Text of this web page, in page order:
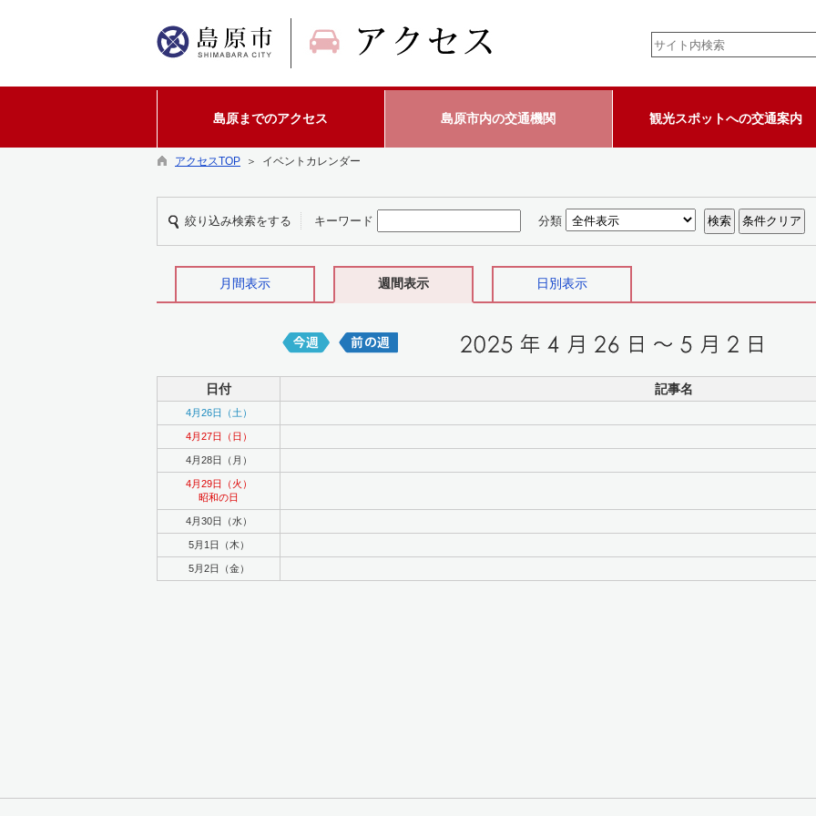
島原までのアクセス 島原市内の交通機関 観光スポットへの交通案内
アクセスTOP ＞ イベントカレンダー
絞り込み検索をする キーワード 分類
月間表示 週間表示 日別表示
日付 記事名
4月26日（土）
4月27日（日）
4月28日（月）
4月29日（火）
昭和の日
4月30日（水）
5月1日（木）
5月2日（金）